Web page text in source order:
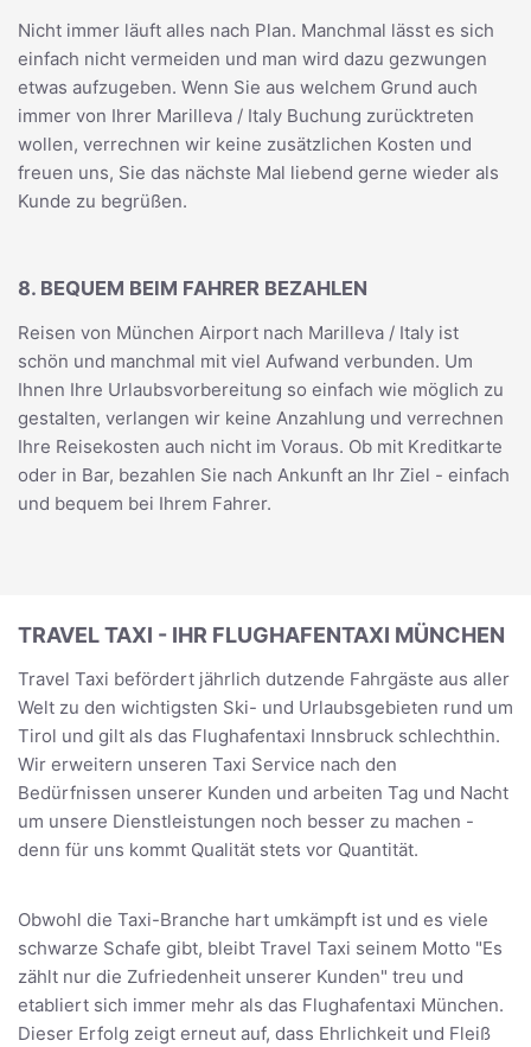
Nicht immer läuft alles nach Plan. Manchmal lässt es sich
einfach nicht vermeiden und man wird dazu gezwungen
etwas aufzugeben. Wenn Sie aus welchem Grund auch
immer von Ihrer Marilleva / Italy Buchung zurücktreten
wollen, verrechnen wir keine zusätzlichen Kosten und
freuen uns, Sie das nächste Mal liebend gerne wieder als
Kunde zu begrüßen.
8. BEQUEM BEIM FAHRER BEZAHLEN
Reisen von München Airport nach Marilleva / Italy ist
schön und manchmal mit viel Aufwand verbunden. Um
Ihnen Ihre Urlaubsvorbereitung so einfach wie möglich zu
gestalten, verlangen wir keine Anzahlung und verrechnen
Ihre Reisekosten auch nicht im Voraus. Ob mit Kreditkarte
oder in Bar, bezahlen Sie nach Ankunft an Ihr Ziel - einfach
und bequem bei Ihrem Fahrer.
TRAVEL TAXI - IHR FLUGHAFENTAXI MÜNCHEN
Travel Taxi befördert jährlich dutzende Fahrgäste aus aller
Welt zu den wichtigsten Ski- und Urlaubsgebieten rund um
Tirol und gilt als das Flughafentaxi Innsbruck schlechthin.
Wir erweitern unseren Taxi Service nach den
Bedürfnissen unserer Kunden und arbeiten Tag und Nacht
um unsere Dienstleistungen noch besser zu machen -
denn für uns kommt Qualität stets vor Quantität.
Obwohl die Taxi-Branche hart umkämpft ist und es viele
schwarze Schafe gibt, bleibt Travel Taxi seinem Motto "Es
zählt nur die Zufriedenheit unserer Kunden" treu und
etabliert sich immer mehr als das Flughafentaxi München.
Dieser Erfolg zeigt erneut auf, dass Ehrlichkeit und Fleiß